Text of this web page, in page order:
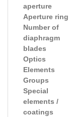
aperture
Aperture ring
Number of
diaphragm
blades
Optics
Elements
Groups
Special
elements /
coatings